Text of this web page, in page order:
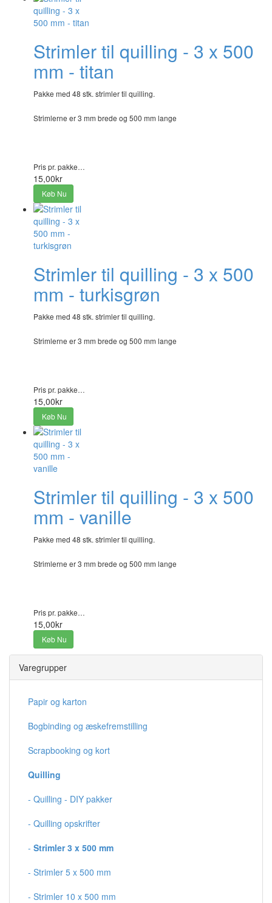
Strimler til quilling - 3 x 500
mm - titan
Pakke med 48 stk. strimler til quilling.
Strimlerne er 3 mm brede og 500 mm lange
Pris pr. pakke…
15,00kr
Køb Nu
Strimler til quilling - 3 x 500
mm - turkisgrøn
Pakke med 48 stk. strimler til quilling.
Strimlerne er 3 mm brede og 500 mm lange
Pris pr. pakke…
15,00kr
Køb Nu
Strimler til quilling - 3 x 500
mm - vanille
Pakke med 48 stk. strimler til quilling.
Strimlerne er 3 mm brede og 500 mm lange
Pris pr. pakke…
15,00kr
Køb Nu
Varegrupper
Papir og karton
Bogbinding og æskefremstilling
Scrapbooking og kort
Quilling
- Quilling - DIY pakker
- Quilling opskrifter
- Strimler 3 x 500 mm
- Strimler 5 x 500 mm
- Strimler 10 x 500 mm